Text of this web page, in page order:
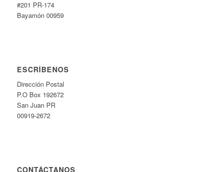
#201 PR-174
Bayamón 00959
ESCRÍBENOS
Dirección Postal
P.O Box 192672
San Juan PR
00919-2672
CONTÁCTANOS